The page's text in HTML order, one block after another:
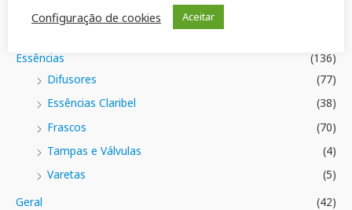
Essências
(136)
Difusores
(77)
Essências Claribel
(38)
Frascos
(70)
Tampas e Válvulas
(4)
Varetas
(5)
Geral
(42)
Configuração de cookies
Aceitar